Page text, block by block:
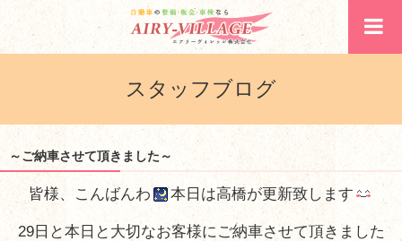
スタッフブログ
～ご納車させて頂きました～
皆様、こんばんわ 本日は高橋が更新致します
29日と本日と大切なお客様にご納車させて頂きました